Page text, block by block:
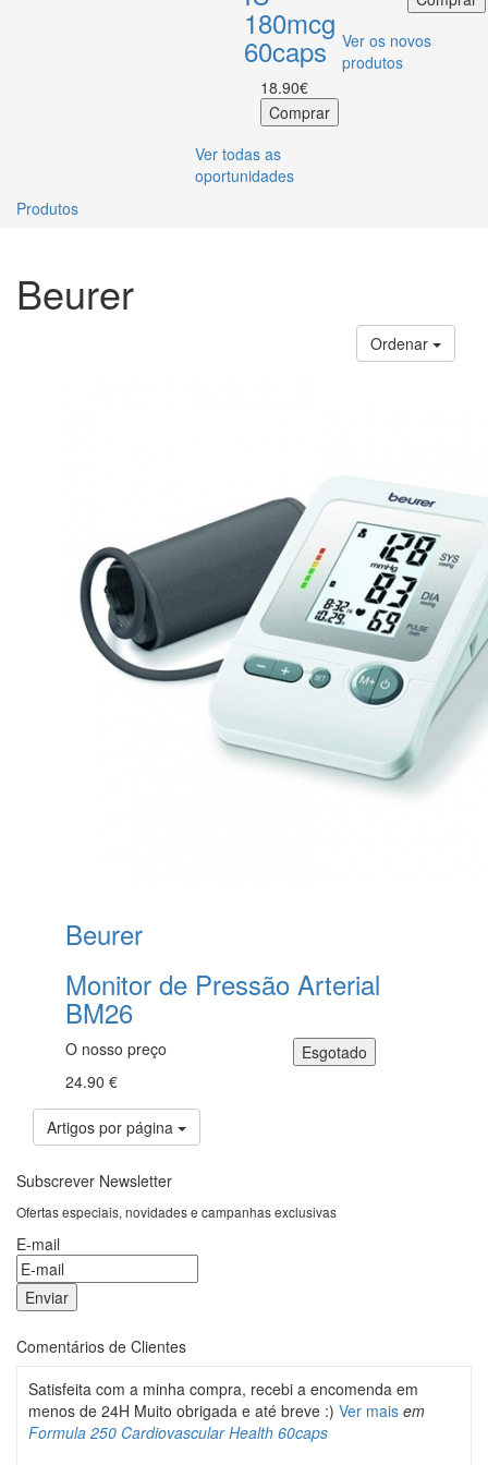
180mcg
60caps
18.90€
Ver todas as
oportunidades
Ver os novos
produtos
Produtos
Beurer
Ordenar
Beurer
Monitor de Pressão Arterial
BM26
O nosso preço
24.90 €
Artigos por página
Subscrever Newsletter
Ofertas especiais, novidades e campanhas exclusivas
E-mail
Comentários de Clientes
Satisfeita com a minha compra, recebi a encomenda em
menos de 24H Muito obrigada e até breve :) Ver mais em
Formula 250 Cardiovascular Health 60caps